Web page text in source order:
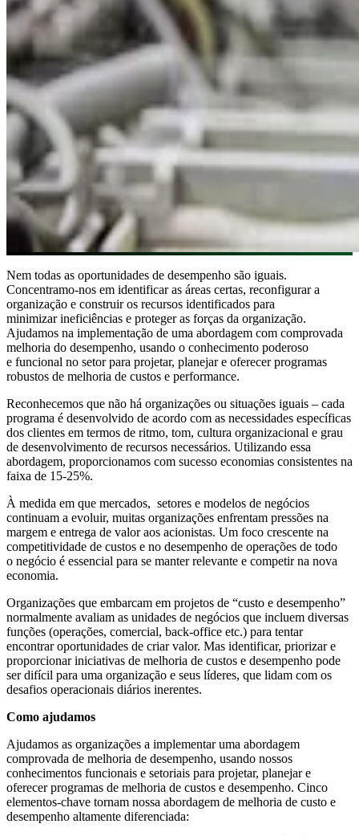
Nem todas as oportunidades de desempenho são iguais.
Concentramo-nos em identificar as áreas certas, reconfigurar a
organização e construir os recursos identificados para
minimizar ineficiências e proteger as forças da organização.
Ajudamos na implementação de uma abordagem com comprovada
melhoria do desempenho, usando o conhecimento poderoso
e funcional no setor para projetar, planejar e oferecer programas
robustos de melhoria de custos e performance.
Reconhecemos que não há organizações ou situações iguais – cada
programa é desenvolvido de acordo com as necessidades específicas
dos clientes em termos de ritmo, tom, cultura organizacional e grau
de desenvolvimento de recursos necessários. Utilizando essa
abordagem, proporcionamos com sucesso economias consistentes na
faixa de 15-25%.
À medida em que mercados, setores e modelos de negócios
continuam a evoluir, muitas organizações enfrentam pressões na
margem e entrega de valor aos acionistas. Um foco crescente na
competitividade de custos e no desempenho de operações de todo
o negócio é essencial para se manter relevante e competir na nova
economia.
Organizações que embarcam em projetos de “custo e desempenho”
normalmente avaliam as unidades de negócios que incluem diversas
funções (operações, comercial, back-office etc.) para tentar
encontrar oportunidades de criar valor. Mas identificar, priorizar e
proporcionar iniciativas de melhoria de custos e desempenho pode
ser difícil para uma organização e seus líderes, que lidam com os
desafios operacionais diários inerentes.
Como ajudamos
Ajudamos as organizações a implementar uma abordagem
comprovada de melhoria de desempenho, usando nossos
conhecimentos funcionais e setoriais para projetar, planejar e
oferecer programas de melhoria de custos e desempenho. Cinco
elementos-chave tornam nossa abordagem de melhoria de custo e
desempenho altamente diferenciada: